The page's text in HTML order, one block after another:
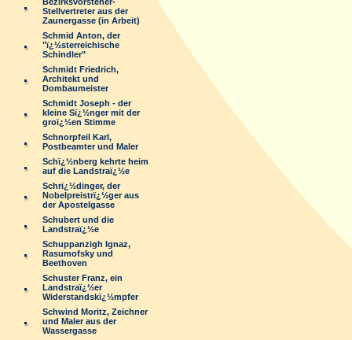
Stellvertreter aus der
Zaunergasse (in Arbeit)
Schmid Anton, der
"ï¿½sterreichische
Schindler"
Schmidt Friedrich,
Architekt und
Dombaumeister
Schmidt Joseph - der
kleine Sï¿½nger mit der
groï¿½en Stimme
Schnorpfeil Karl,
Postbeamter und Maler
Schï¿½nberg kehrte heim
auf die Landstraï¿½e
Schrï¿½dinger, der
Nobelpreistrï¿½ger aus
der Apostelgasse
Schubert und die
Landstraï¿½e
Schuppanzigh Ignaz,
Rasumofsky und
Beethoven
Schuster Franz, ein
Landstraï¿½er
Widerstandskï¿½mpfer
Schwind Moritz, Zeichner
und Maler aus der
Wassergasse